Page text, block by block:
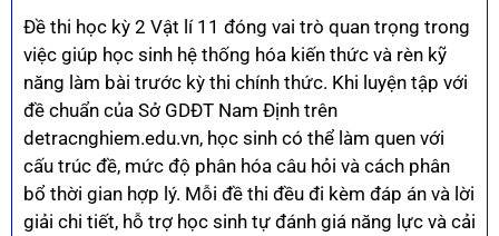
Đề thi học kỳ 2 Vật lí 11 đóng vai trò quan trọng trong
việc giúp học sinh hệ thống hóa kiến thức và rèn kỹ
năng làm bài trước kỳ thi chính thức. Khi luyện tập với
đề chuẩn của Sở GDĐT Nam Định trên
detracnghiem.edu.vn, học sinh có thể làm quen với
cấu trúc đề, mức độ phân hóa câu hỏi và cách phân
bổ thời gian hợp lý. Mỗi đề thi đều đi kèm đáp án và lời
giải chi tiết, hỗ trợ học sinh tự đánh giá năng lực và cải